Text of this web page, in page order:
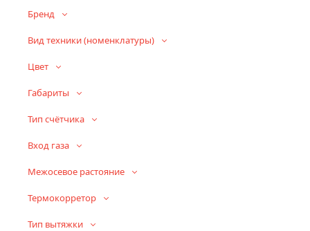
Бренд
Вид техники (номенклатуры)
Цвет
Габариты
Тип счётчика
Вход газа
Межосевое растояние
Термокорретор
Тип вытяжки